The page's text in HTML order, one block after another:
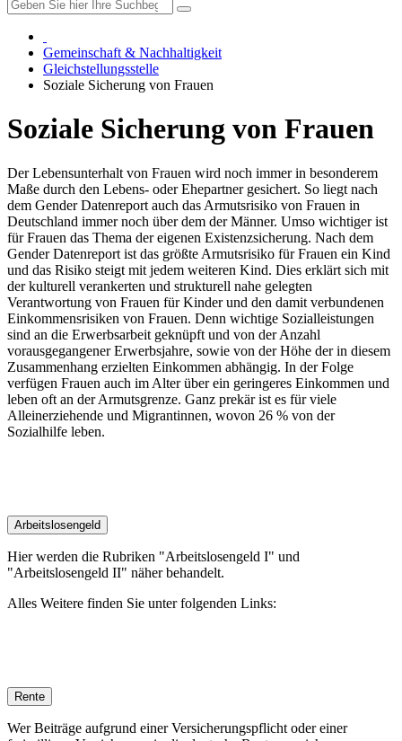
Gemeinschaft & Nachhaltigkeit
Gleichstellungsstelle
Soziale Sicherung von Frauen
Soziale Sicherung von Frauen
Der Lebensunterhalt von Frauen wird noch immer in besonderem
Maße durch den Lebens- oder Ehepartner gesichert. So liegt nach
dem Gender Datenreport auch das Armutsrisiko von Frauen in
Deutschland immer noch über dem der Männer. Umso wichtiger ist
für Frauen das Thema der eigenen Existenzsicherung. Nach dem
Gender Datenreport ist das größte Armutsrisiko für Frauen ein Kind
und das Risiko steigt mit jedem weiteren Kind. Dies erklärt sich mit
der kulturell verankerten und strukturell nahe gelegten
Verantwortung von Frauen für Kinder und den damit verbundenen
Einkommensrisiken von Frauen. Denn wichtige Sozialleistungen
sind an die Erwerbsarbeit geknüpft und von der Anzahl
vorausgegangener Erwerbsjahre, sowie von der Höhe der in diesem
Zusammenhang erzielten Einkommen abhängig. In der Folge
verfügen Frauen auch im Alter über ein geringeres Einkommen und
leben oft an der Armutsgrenze. Ganz prekär ist es für viele
Alleinerziehende und Migrantinnen, wovon 26 % von der
Sozialhilfe leben.
Arbeitslosengeld
Hier werden die Rubriken "Arbeitslosengeld I" und
"Arbeitslosengeld II" näher behandelt.
Alles Weitere finden Sie unter folgenden Links:
Rente
Wer Beiträge aufgrund einer Versicherungspflicht oder einer